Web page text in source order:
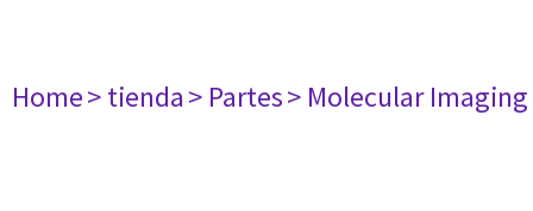
Home> tienda> Partes> Molecular